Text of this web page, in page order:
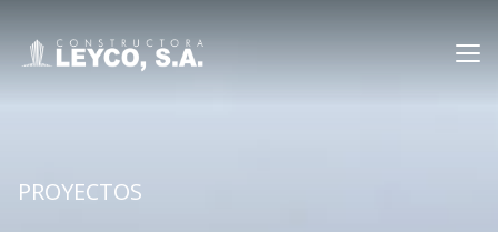
Leyco
PROYECTOS